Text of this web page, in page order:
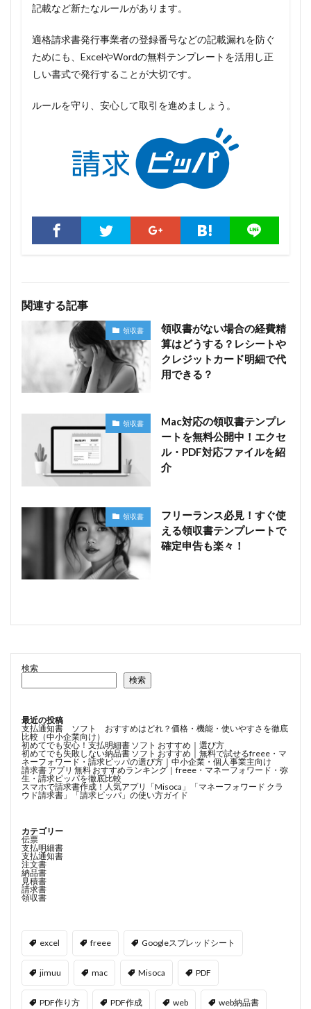
記載など新たなルールがあります。
適格請求書発行事業者の登録番号などの記載漏れを防ぐ
ためにも、ExcelやWordの無料テンプレートを活用し正
しい書式で発行することが大切です。
ルールを守り、安心して取引を進めましょう。
関連する記事
領収書
領収書がない場合の経費精
算はどうする？レシートや
クレジットカード明細で代
用できる？
領収書
Mac対応の領収書テンプレ
ートを無料公開中！エクセ
ル・PDF対応ファイルを紹
介
領収書
フリーランス必見！すぐ使
える領収書テンプレートで
確定申告も楽々！
検索
検索
最近の投稿
支払通知書 ソフト おすすめはどれ？価格・機能・使いやすさを徹底
比較（中小企業向け）
初めてでも安心！支払明細書 ソフト おすすめ｜選び方
初めてでも失敗しない納品書 ソフト おすすめ｜無料で試せるfreee・マ
ネーフォワード・請求ピッパの選び方｜中小企業・個人事業主向け
請求書 アプリ 無料 おすすめランキング｜freee・マネーフォワード・弥
生・請求ピッパを徹底比較
スマホで請求書作成！人気アプリ「Misoca」「マネーフォワード クラ
ウド請求書」「請求ピッパ」の使い方ガイド
カテゴリー
伝票
支払明細書
支払通知書
注文書
納品書
見積書
請求書
領収書
excel freee Googleスプレッドシート
jimuu mac Misoca PDF
PDF作り方 PDF作成 web web納品書